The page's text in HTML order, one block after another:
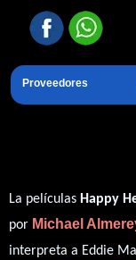
Proveedores
La películas Happy
por Michael
interpreta a Eddie